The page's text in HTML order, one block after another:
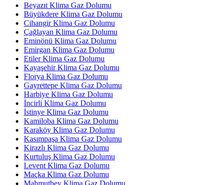
Beyazıt Klima Gaz Dolumu
Büyükdere Klima Gaz Dolumu
Cihangir Klima Gaz Dolumu
Çağlayan Klima Gaz Dolumu
Eminönü Klima Gaz Dolumu
Emirgan Klima Gaz Dolumu
Etiler Klima Gaz Dolumu
Kayaşehir Klima Gaz Dolumu
Florya Klima Gaz Dolumu
Gayrettepe Klima Gaz Dolumu
Harbiye Klima Gaz Dolumu
İncirli Klima Gaz Dolumu
İstinye Klima Gaz Dolumu
Kamiloba Klima Gaz Dolumu
Karaköy Klima Gaz Dolumu
Kasımpaşa Klima Gaz Dolumu
Kirazlı Klima Gaz Dolumu
Kurtuluş Klima Gaz Dolumu
Levent Klima Gaz Dolumu
Maçka Klima Gaz Dolumu
Mahmutbey Klima Gaz Dolumu